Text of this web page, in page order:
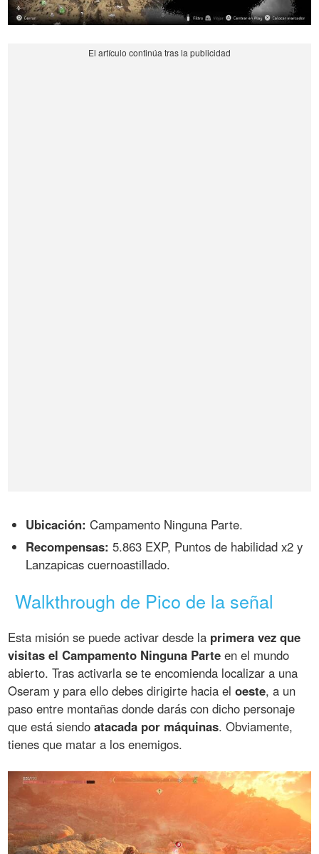
Ubicación: Campamento Ninguna Parte.
Recompensas: 5.863 EXP, Puntos de habilidad x2 y
Lanzapicas cuernoastillado.
Walkthrough de Pico de la señal
Esta misión se puede activar desde la primera vez que
visitas el Campamento Ninguna Parte en el mundo
abierto. Tras activarla se te encomienda localizar a una
Oseram y para ello debes dirigirte hacia eloeste, a un
paso entre montañas donde darás con dicho personaje
que está siendoatacada por máquinas. Obviamente,
tienes que matar a los enemigos.